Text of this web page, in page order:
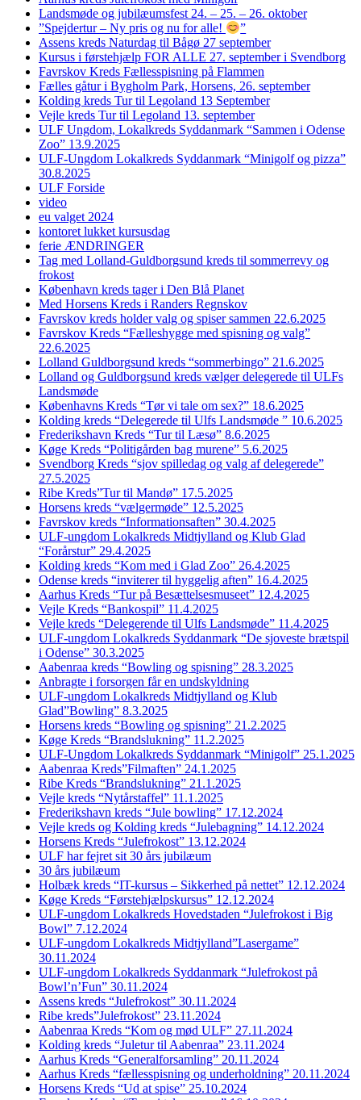
Landsmøde og jubilæumsfest 24. – 25. – 26. oktober
”Spejdertur – Ny pris og nu for alle!
”
Assens kreds Naturdag til Bågø 27 september
Kursus i førstehjælp FOR ALLE 27. september i Svendborg
Favrskov Kreds Fællesspisning på Flammen
Fælles gåtur i Bygholm Park, Horsens, 26. september
Kolding kreds Tur til Legoland 13 September
Vejle kreds Tur til Legoland 13. september
ULF Ungdom, Lokalkreds Syddanmark “Sammen i Odense
Zoo” 13.9.2025
ULF-Ungdom Lokalkreds Syddanmark “Minigolf og pizza”
30.8.2025
ULF Forside
video
eu valget 2024
kontoret lukket kursusdag
ferie ÆNDRINGER
Tag med Lolland-Guldborgsund kreds til sommerrevy og
frokost
København kreds tager i Den Blå Planet
Med Horsens Kreds i Randers Regnskov
Favrskov kreds holder valg og spiser sammen 22.6.2025
Favrskov Kreds “Fælleshygge med spisning og valg”
22.6.2025
Lolland Guldborgsund kreds “sommerbingo” 21.6.2025
Lolland og Guldborgsund kreds vælger delegerede til ULFs
Landsmøde
Københavns Kreds “Tør vi tale om sex?” 18.6.2025
Kolding kreds “Delegerede til Ulfs Landsmøde ” 10.6.2025
Frederikshavn Kreds “Tur til Læsø” 8.6.2025
Køge Kreds “Politigården bag murene” 5.6.2025
Svendborg Kreds “sjov spilledag og valg af delegerede”
27.5.2025
Ribe Kreds”Tur til Mandø” 17.5.2025
Horsens kreds “vælgermøde” 12.5.2025
Favrskov kreds “Informationsaften” 30.4.2025
ULF-ungdom Lokalkreds Midtjylland og Klub Glad
“Forårstur” 29.4.2025
Kolding kreds “Kom med i Glad Zoo” 26.4.2025
Odense kreds “inviterer til hyggelig aften” 16.4.2025
Aarhus Kreds “Tur på Besættelsesmuseet” 12.4.2025
Vejle Kreds “Bankospil” 11.4.2025
Vejle kreds “Delegerende til Ulfs Landsmøde” 11.4.2025
ULF-ungdom Lokalkreds Syddanmark “De sjoveste brætspil
i Odense” 30.3.2025
Aabenraa kreds “Bowling og spisning” 28.3.2025
Anbragte i forsorgen får en undskyldning
ULF-ungdom Lokalkreds Midtjylland og Klub
Glad”Bowling” 8.3.2025
Horsens kreds “Bowling og spisning” 21.2.2025
Køge Kreds “Brandslukning” 11.2.2025
ULF-Ungdom Lokalkreds Syddanmark “Minigolf” 25.1.2025
Aabenraa Kreds”Filmaften” 24.1.2025
Ribe Kreds “Brandslukning” 21.1.2025
Vejle kreds “Nytårstaffel” 11.1.2025
Frederikshavn kreds “Jule bowling” 17.12.2024
Vejle kreds og Kolding kreds “Julebagning” 14.12.2024
Horsens Kreds “Julefrokost” 13.12.2024
ULF har fejret sit 30 års jubilæum
30 års jubilæum
Holbæk kreds “IT-kursus – Sikkerhed på nettet” 12.12.2024
Køge Kreds “Førstehjælpskursus” 12.12.2024
ULF-ungdom Lokalkreds Hovedstaden “Julefrokost i Big
Bowl” 7.12.2024
ULF-ungdom Lokalkreds Midtjylland”Lasergame”
30.11.2024
ULF-ungdom Lokalkreds Syddanmark “Julefrokost på
Bowl’n’Fun” 30.11.2024
Assens kreds “Julefrokost” 30.11.2024
Ribe kreds”Julefrokost” 23.11.2024
Aabenraa Kreds “Kom og mød ULF” 27.11.2024
Kolding kreds “Juletur til Aabenraa” 23.11.2024
Aarhus Kreds “Generalforsamling” 20.11.2024
Aarhus Kreds “fællesspisning og underholdning” 20.11.2024
Horsens Kreds “Ud at spise” 25.10.2024